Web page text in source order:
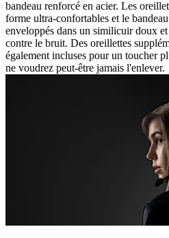
bandeau renforcé en acier. Les
forme ultra-confortables et le
enveloppés dans un similicuir doux
contre le bruit. Des oreillettes
également incluses pour un toucher
ne voudrez peut-être jamais l'enlever.